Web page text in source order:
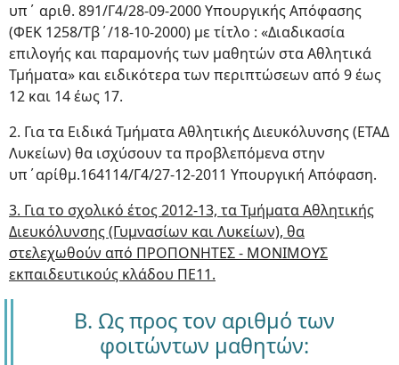
υπ΄ αριθ. 891/Γ4/28-09-2000 Υπουργικής Απόφασης
(ΦΕΚ 1258/Τβ΄/18-10-2000) με τίτλο : «Διαδικασία
επιλογής και παραμονής των μαθητών στα Αθλητικά
Τμήματα» και ειδικότερα των περιπτώσεων από 9 έως
12 και 14 έως 17.
2. Για τα Ειδικά Τμήματα Αθλητικής Διευκόλυνσης (ΕΤΑΔ
Λυκείων) θα ισχύσουν τα προβλεπόμενα στην
υπ΄αρίθμ.164114/Γ4/27-12-2011 Υπουργική Απόφαση.
3. Για το σχολικό έτος 2012-13, τα Τμήματα Αθλητικής
Διευκόλυνσης (Γυμνασίων και Λυκείων), θα
στελεχωθούν από ΠΡΟΠΟΝΗΤΕΣ - ΜΟΝΙΜΟΥΣ
εκπαιδευτικούς κλάδου ΠΕ11.
Β. Ως προς τον αριθμό των
φοιτώντων μαθητών: